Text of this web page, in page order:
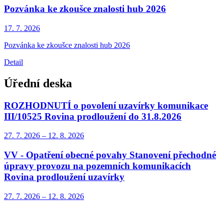
Pozvánka ke zkoušce znalosti hub 2026
17. 7. 2026
Pozvánka ke zkoušce znalosti hub 2026
Detail
Úřední deska
ROZHODNUTÍ o povolení uzavírky komunikace
III/10525 Rovina prodloužení do 31.8.2026
27. 7. 2026 – 12. 8. 2026
VV - Opatření obecné povahy Stanovení přechodné
úpravy provozu na pozemních komunikacích
Rovina prodloužení uzavírky
27. 7. 2026 – 12. 8. 2026